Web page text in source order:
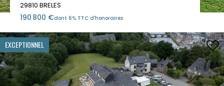
29810 BRELES
190 800 €dont 6% TTC d'honoraires
EXCEPTIONNEL